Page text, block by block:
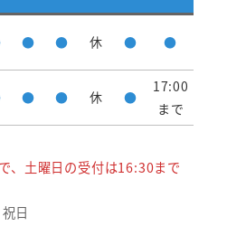
● ● 休 ● ●
● ● 休 ●
17:00
まで
、土曜日の受付は16:30まで
日